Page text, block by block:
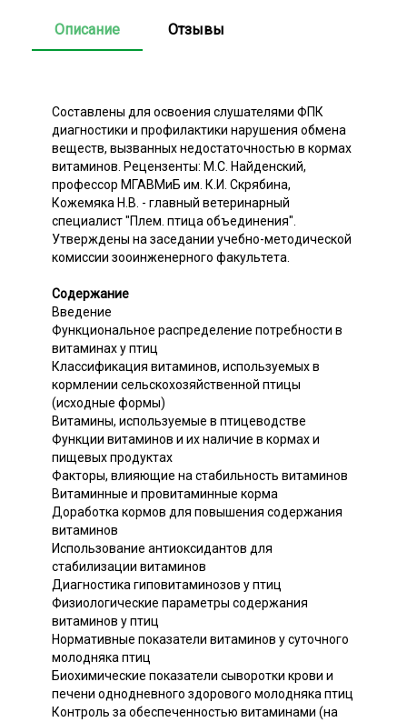
Описание Отзывы
Составлены для освоения слушателями ФПК
диагностики и профилактики нарушения обмена
веществ, вызванных недостаточностью в кормах
витаминов. Рецензенты: М.С. Найденский,
профессор МГАВМиБ им. К.И. Скрябина,
Кожемяка Н.В. - главный ветеринарный
специалист "Плем. птица объединения".
Утверждены на заседании учебно-методической
комиссии зооинженерного факультета.
Содержание
Введение
Функциональное распределение потребности в
витаминах у птиц
Классификация витаминов, используемых в
кормлении сельскохозяйственной птицы
(исходные формы)
Витамины, используемые в птицеводстве
Функции витаминов и их наличие в кормах и
пищевых продуктах
Факторы, влияющие на стабильность витаминов
Витаминные и провитаминные корма
Доработка кормов для повышения содержания
витаминов
Использование антиоксидантов для
стабилизации витаминов
Диагностика гиповитаминозов у птиц
Физиологические параметры содержания
витаминов у птиц
Нормативные показатели витаминов у суточного
молодняка птиц
Биохимические показатели сыворотки крови и
печени однодневного здорового молодняка птиц
Контроль за обеспеченностью витаминами (на